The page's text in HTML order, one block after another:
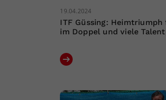
19.04.2024
ITF Güssing: Heimtriumph
im Doppel und viele